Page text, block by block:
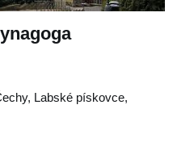
, Labské pískovce,